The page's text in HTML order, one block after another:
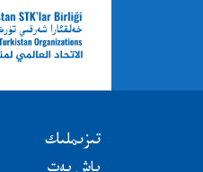
تىزىملىك